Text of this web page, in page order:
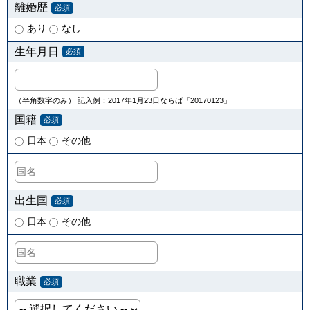
離婚歴 必須
あり なし
生年月日 必須
（半角数字のみ） 記入例：2017年1月23日ならば「20170123」
国籍 必須
日本 その他
出生国 必須
日本 その他
職業 必須